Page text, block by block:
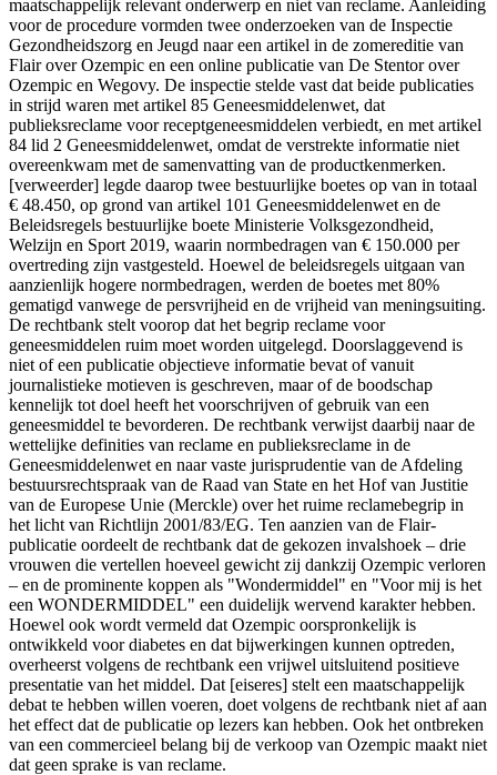
maatschappelijk relevant onderwerp en niet van reclame. Aanleiding
voor de procedure vormden twee onderzoeken van de Inspectie
Gezondheidszorg en Jeugd naar een artikel in de zomereditie van
Flair over Ozempic en een online publicatie van De Stentor over
Ozempic en Wegovy. De inspectie stelde vast dat beide publicaties
in strijd waren met artikel 85 Geneesmiddelenwet, dat
publieksreclame voor receptgeneesmiddelen verbiedt, en met artikel
84 lid 2 Geneesmiddelenwet, omdat de verstrekte informatie niet
overeenkwam met de samenvatting van de productkenmerken.
[verweerder] legde daarop twee bestuurlijke boetes op van in totaal
€ 48.450, op grond van artikel 101 Geneesmiddelenwet en de
Beleidsregels bestuurlijke boete Ministerie Volksgezondheid,
Welzijn en Sport 2019, waarin normbedragen van € 150.000 per
overtreding zijn vastgesteld. Hoewel de beleidsregels uitgaan van
aanzienlijk hogere normbedragen, werden de boetes met 80%
gematigd vanwege de persvrijheid en de vrijheid van meningsuiting.
De rechtbank stelt voorop dat het begrip reclame voor
geneesmiddelen ruim moet worden uitgelegd. Doorslaggevend is
niet of een publicatie objectieve informatie bevat of vanuit
journalistieke motieven is geschreven, maar of de boodschap
kennelijk tot doel heeft het voorschrijven of gebruik van een
geneesmiddel te bevorderen. De rechtbank verwijst daarbij naar de
wettelijke definities van reclame en publieksreclame in de
Geneesmiddelenwet en naar vaste jurisprudentie van de Afdeling
bestuursrechtspraak van de Raad van State en het Hof van Justitie
van de Europese Unie (Merckle) over het ruime reclamebegrip in
het licht van Richtlijn 2001/83/EG. Ten aanzien van de Flair-
publicatie oordeelt de rechtbank dat de gekozen invalshoek – drie
vrouwen die vertellen hoeveel gewicht zij dankzij Ozempic verloren
– en de prominente koppen als "Wondermiddel" en "Voor mij is het
een WONDERMIDDEL" een duidelijk wervend karakter hebben.
Hoewel ook wordt vermeld dat Ozempic oorspronkelijk is
ontwikkeld voor diabetes en dat bijwerkingen kunnen optreden,
overheerst volgens de rechtbank een vrijwel uitsluitend positieve
presentatie van het middel. Dat [eiseres] stelt een maatschappelijk
debat te hebben willen voeren, doet volgens de rechtbank niet af aan
het effect dat de publicatie op lezers kan hebben. Ook het ontbreken
van een commercieel belang bij de verkoop van Ozempic maakt niet
dat geen sprake is van reclame.